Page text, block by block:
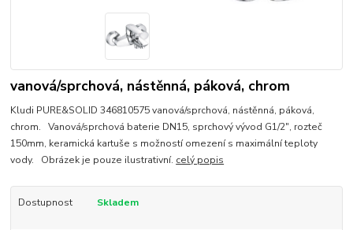
vanová/sprchová, nástěnná, páková, chrom
Kludi PURE&SOLID 346810575 vanová/sprchová, nástěnná, páková,
chrom. Vanová/sprchová baterie DN15, sprchový vývod G1/2", rozteč
150mm, keramická kartuše s možností omezení s maximální teploty
vody. Obrázek je pouze ilustrativní. celý popis
Dostupnost Skladem